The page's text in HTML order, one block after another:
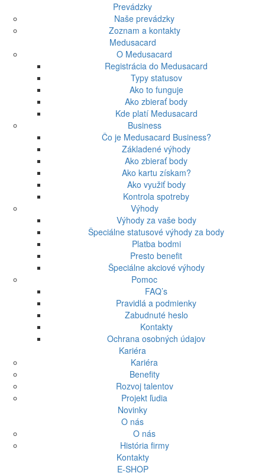
Prevádzky
Naše prevádzky
Zoznam a kontakty
Medusacard
O Medusacard
Registrácia do Medusacard
Typy statusov
Ako to funguje
Ako zbierať body
Kde platí Medusacard
Business
Čo je Medusacard Business?
Základené výhody
Ako zbierať body
Ako kartu získam?
Ako využiť body
Kontrola spotreby
Výhody
Výhody za vaše body
Špeciálne statusové výhody za body
Platba bodmi
Presto benefit
Špeciálne akciové výhody
Pomoc
FAQ’s
Pravidlá a podmienky
Zabudnuté heslo
Kontakty
Ochrana osobných údajov
Kariéra
Kariéra
Benefity
Rozvoj talentov
Projekt ľudia
Novinky
O nás
O nás
História firmy
Kontakty
E-SHOP